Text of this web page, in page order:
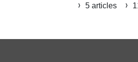
5 articles